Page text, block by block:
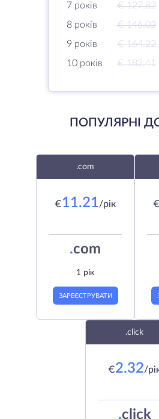
7 років
€ 127.82
8 років
€ 146.02
9 років
€ 164.22
10 років
€ 182.41
ПОПУЛЯРНІ
.com
€11.21/рік
.com
1 рік
ЗАРЕЄСТРУВАТИ
€
.click
€2.32/
.click